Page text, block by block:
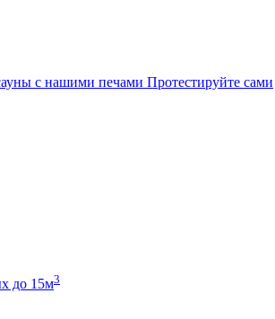
с нашими печами Протестируйте сами
до 15м3